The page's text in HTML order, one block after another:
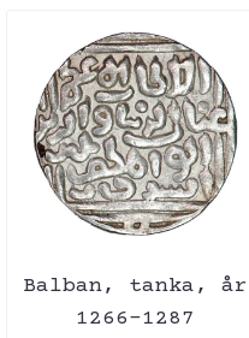
Balban, tanka, år
1266-1287